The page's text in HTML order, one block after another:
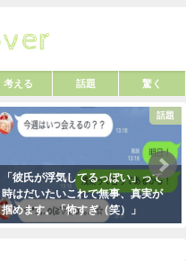
考える 話題 驚く
話題
「彼氏が浮気してるっぽい」って
時はだいたいこれで無事、真実が
掴めます。「怖すぎ（笑）」